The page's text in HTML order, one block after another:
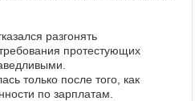
разгонять
протестующих
только после того, как
по зарплатам.